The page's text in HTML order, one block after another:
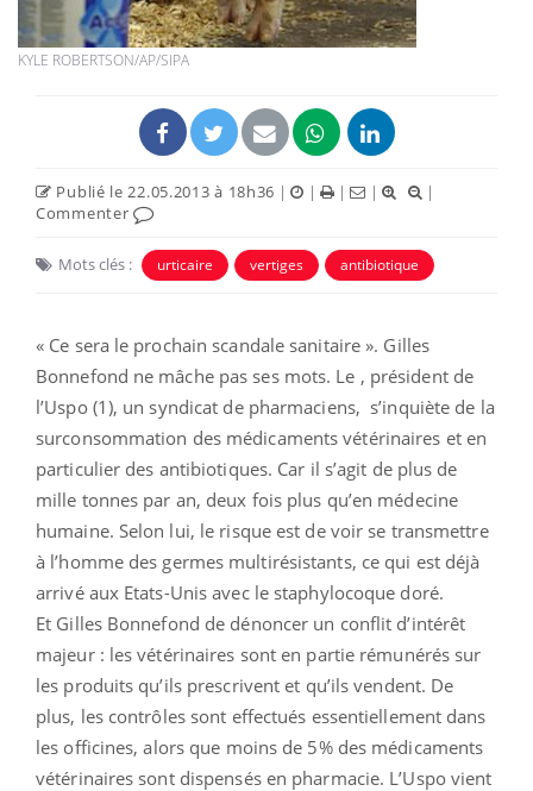
KYLE ROBERTSON/AP/SIPA
Publié le 22.05.2013 à 18h36 | | | |
|
Commenter
Mots clés : urticaire vertiges antibiotique
« Ce sera le prochain scandale sanitaire ». Gilles
Bonnefond ne mâche pas ses mots. Le , président de
l’Uspo (1), un syndicat de pharmaciens, s’inquiète de la
surconsommation des médicaments vétérinaires et en
particulier des antibiotiques. Car il s’agit de plus de
mille tonnes par an, deux fois plus qu’en médecine
humaine. Selon lui, le risque est de voir se transmettre
à l’homme des germes multirésistants, ce qui est déjà
arrivé aux Etats-Unis avec le staphylocoque doré.
Et Gilles Bonnefond de dénoncer un conflit d’intérêt
majeur : les vétérinaires sont en partie rémunérés sur
les produits qu’ils prescrivent et qu’ils vendent. De
plus, les contrôles sont effectués essentiellement dans
les officines, alors que moins de 5% des médicaments
vétérinaires sont dispensés en pharmacie. L’Uspo vient